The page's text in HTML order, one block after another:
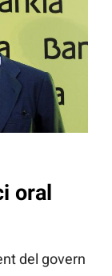
oral
del govern